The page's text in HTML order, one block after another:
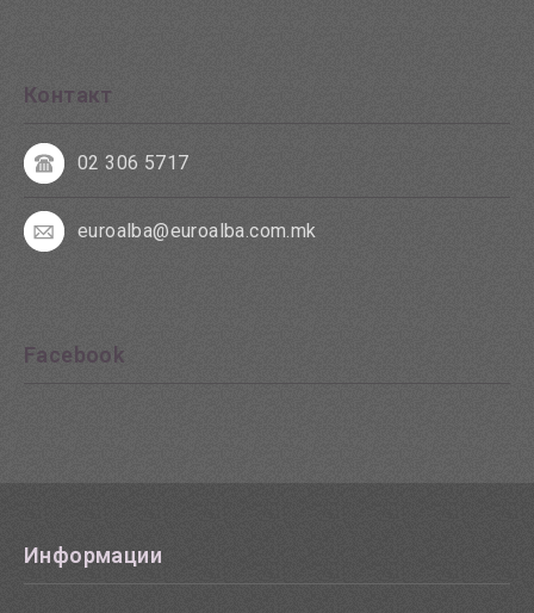
Контакт
02 306 5717
euroalba@euroalba.com.mk
Facebook
Информации